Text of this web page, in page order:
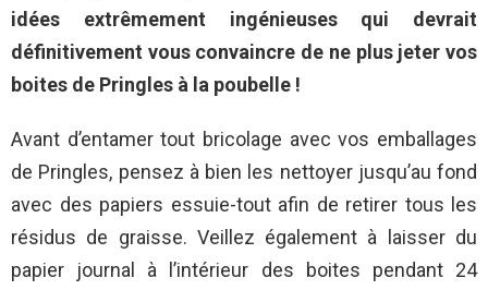
idées extrêmement ingénieuses qui devrait
définitivement vous convaincre de ne plus jeter vos
boites de Pringles à la poubelle !
Avant d’entamer tout bricolage avec vos emballages
de Pringles, pensez à bien les nettoyer jusqu’au fond
avec des papiers essuie-tout afin de retirer tous les
résidus de graisse. Veillez également à laisser du
papier journal à l’intérieur des boites pendant 24